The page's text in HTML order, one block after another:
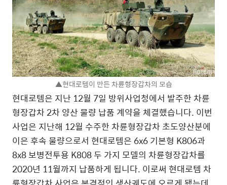
▲현대로템이 만든 차륜형장갑차의 모습
현대로템은 지난 12월 7일 방위사업청에서 발주한 차륜
형장갑차 2차 양산 물량 납품 계약을 체결했습니다. 이번
사업은 지난해 12월 수주한 차륜형장갑차 초도양산분에
이은 후속 물량으로서 현대로템은 6x6 기본형 K806과
8x8 보병전투용 K808 두 가지 모델의 차륜형장갑차를
2020년 11월까지 납품하게 됩니다. 이로써 현대로템 차